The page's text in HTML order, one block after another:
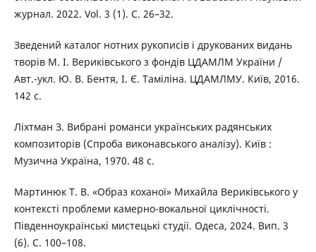
журнал. 2022. Vol. 3 (1). С. 26–32.
Зведений каталог нотних рукописів і друкованих видань
творів М. І. Вериківського з фондів ЦДАМЛМ України /
Авт.-укл. Ю. В. Бентя, І. Є. Таміліна. ЦДАМЛМУ. Київ, 2016.
142 с.
Ліхтман З. Вибрані романси українських радянських
композиторів (Спроба виконавського аналізу). Київ :
Музична Україна, 1970. 48 с.
Мартинюк Т. В. «Образ коханої» Михайла Вериківського у
контексті проблеми камерно-вокальної циклічності.
Південноукраїнські мистецькі студії. Одеса, 2024. Вип. 3
(6). С. 100–108.